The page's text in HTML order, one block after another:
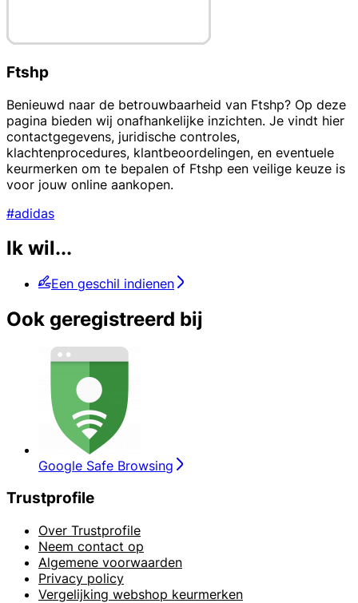
Ftshp
Benieuwd naar de betrouwbaarheid van Ftshp? Op deze
pagina bieden wij onafhankelijke inzichten. Je vindt hier
contactgegevens, juridische controles,
klachtenprocedures, klantbeoordelingen, en eventuele
keurmerken om te bepalen of Ftshp een veilige keuze is
voor jouw online aankopen.
#adidas
Ik wil...
Een geschil indienen
Ook geregistreerd bij
Google Safe Browsing
Trustprofile
Over Trustprofile
Neem contact op
Algemene voorwaarden
Privacy policy
Vergelijking webshop keurmerken